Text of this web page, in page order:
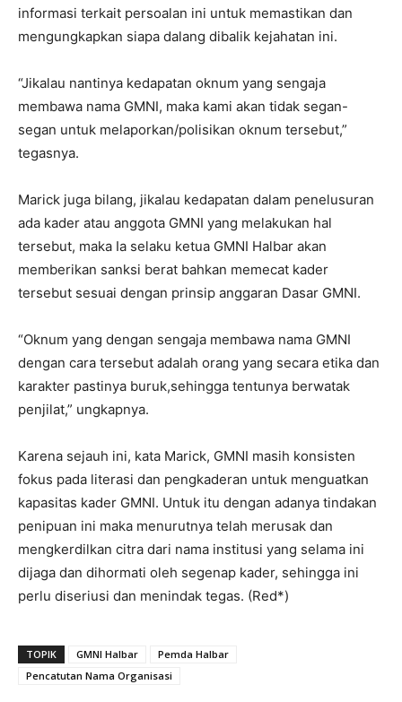
informasi terkait persoalan ini untuk memastikan dan
mengungkapkan siapa dalang dibalik kejahatan ini.
“Jikalau nantinya kedapatan oknum yang sengaja
membawa nama GMNI, maka kami akan tidak segan-
segan untuk melaporkan/polisikan oknum tersebut,”
tegasnya.
Marick juga bilang, jikalau kedapatan dalam penelusuran
ada kader atau anggota GMNI yang melakukan hal
tersebut, maka Ia selaku ketua GMNI Halbar akan
memberikan sanksi berat bahkan memecat kader
tersebut sesuai dengan prinsip anggaran Dasar GMNI.
“Oknum yang dengan sengaja membawa nama GMNI
dengan cara tersebut adalah orang yang secara etika dan
karakter pastinya buruk,sehingga tentunya berwatak
penjilat,” ungkapnya.
Karena sejauh ini, kata Marick, GMNI masih konsisten
fokus pada literasi dan pengkaderan untuk menguatkan
kapasitas kader GMNI. Untuk itu dengan adanya tindakan
penipuan ini maka menurutnya telah merusak dan
mengkerdilkan citra dari nama institusi yang selama ini
dijaga dan dihormati oleh segenap kader, sehingga ini
perlu diseriusi dan menindak tegas. (Red*)
TOPIK GMNI Halbar
Pemda Halbar
Pencatutan Nama Organisasi